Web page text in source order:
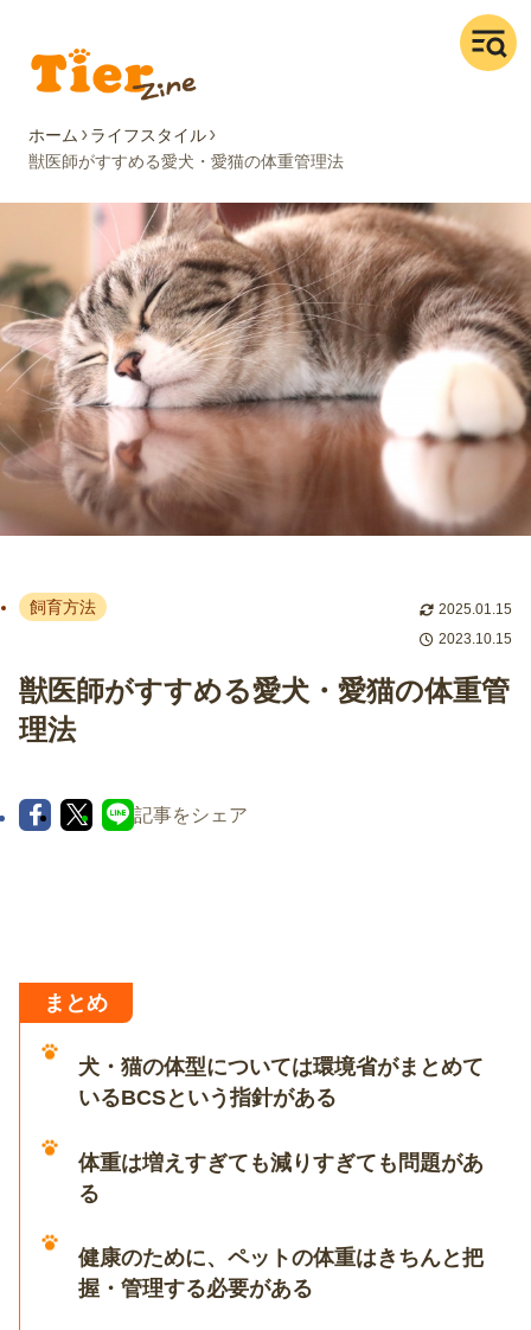
ホーム
ライフスタイル
獣医師がすすめる愛犬・愛猫の体重管理法
飼育方法
2025.01.15
2023.10.15
獣医師がすすめる愛犬・愛猫の体重管
理法
記事をシェア
まとめ
犬・猫の体型については環境省がまとめて
いるBCSという指針がある
体重は増えすぎても減りすぎても問題があ
る
健康のために、ペットの体重はきちんと把
握・管理する必要がある